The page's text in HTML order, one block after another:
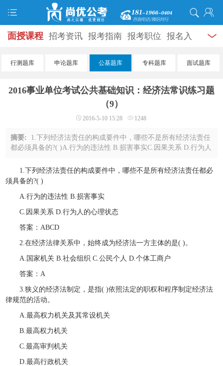
面授课程 招考资讯 报考指南 报考职位 报名入
口 打准考证 成绩查询 面试公告 录用公示 辅导
学员风采 名师团队
行测题库 申论题库 公基题库 专科题库 面试题库
2016事业单位考试公共基础知识：经济法常识练习题
（9）
2016-5-10 15:28 1248
摘要: 1.下列经济法责任的构成要件中，哪些不是所有经济法责任
都必须具备的?( )A.行为的违法性 B.损害事实C.因果关系 D.行为人
方主体的是( )。A.国家机关 B.社会 ...
1.下列经济法责任的构成要件中，哪些不是所有经济法责任都必
须具备的?( )
A.行为的违法性 B.损害事实
C.因果关系 D.行为人的心理状态
答案：ABCD
2.在经济法律关系中，始终成为经济法一方主体的是( )。
A.国家机关 B.社会组织 C.公民个人 D.个体工商户
答案：A
3.狭义的经济法制定，是指( )依照法定的职权和程序制定经济法
律规范的活动。
A.最高权力机关及其常设机关
B.最高权力机关
C.最高审判机关
D.最高行政机关